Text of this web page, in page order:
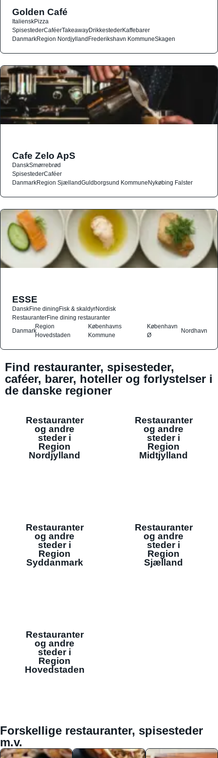
Golden Café
ItalienskPizza
SpisestederCaféerTakeawayDrikkestederKaffebarer
DanmarkRegion NordjyllandFrederikshavn KommuneSkagen
Cafe Zelo ApS
DanskSmørrebrød
SpisestederCaféer
DanmarkRegion SjællandGuldborgsund KommuneNykøbing Falster
ESSE
DanskFine diningFisk & skaldyrNordisk
RestauranterFine dining restauranter
Danmark
Region
Hovedstaden
Københavns
Kommune
København
Ø
Nordhavn
Find restauranter, spisesteder,
caféer, barer, hoteller og forlystelser i
de danske regioner
Restauranter
og andre
steder i
Region
Nordjylland
Restauranter
og andre
steder i
Region
Midtjylland
Restauranter
og andre
steder i
Region
Syddanmark
Restauranter
og andre
steder i
Region
Sjælland
Restauranter
og andre
steder i
Region
Hovedstaden
Forskellige restauranter, spisesteder
m.v.